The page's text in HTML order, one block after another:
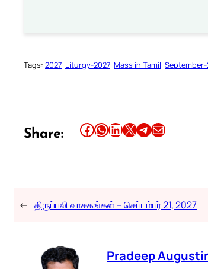
Tags: 2027 Liturgy-2027 Mass in Tamil September-
Share: Share this article on Facebook Share this article on WhatsApp Share this article on LinkedIn Share this article on X Share this article on TelegramEmail this Article
← திருப்பலி வாசகங்கள் – செப்டம்பர் 21, 2027
Pradeep